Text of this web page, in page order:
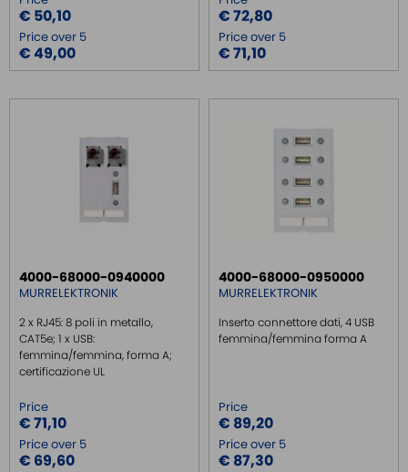
€ 50,10
Price over 5
€ 49,00
€ 72,80
Price over 5
€ 71,10
4000-68000-0940000
MURRELEKTRONIK
2 x RJ45: 8 poli in metallo,
CAT5e; 1 x USB:
femmina/femmina, forma A;
certificazione UL
Price
€ 71,10
Price over 5
€ 69,60
4000-68000-0950000
MURRELEKTRONIK
Inserto connettore dati, 4 USB
femmina/femmina forma A
Price
€ 89,20
Price over 5
€ 87,30